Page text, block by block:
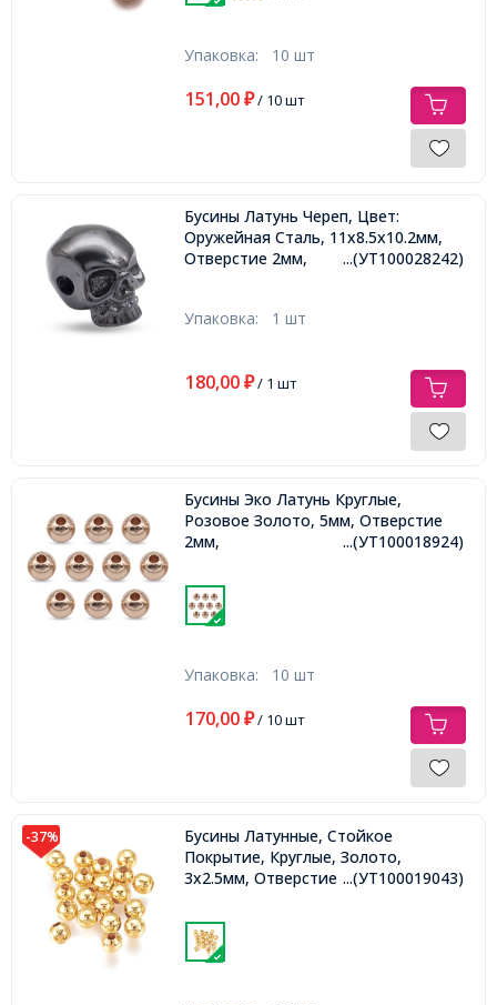
Упаковка: 10 шт
151,00 ₽/ 10 шт
Бусины Латунь Череп, Цвет:
Оружейная Сталь, 11х8.5х10.2мм,
Отверстие 2мм,
...(УТ100028242)
Упаковка: 1 шт
180,00 ₽/ 1 шт
Бусины Эко Латунь Круглые,
Розовое Золото, 5мм, Отверстие
2мм,
...(УТ100018924)
Упаковка: 10 шт
170,00 ₽/ 10 шт
-37%
Бусины Латунные, Стойкое
Покрытие, Круглые, Золото,
3х2.5мм, Отверстие 1.2мм,...(УТ100019043)